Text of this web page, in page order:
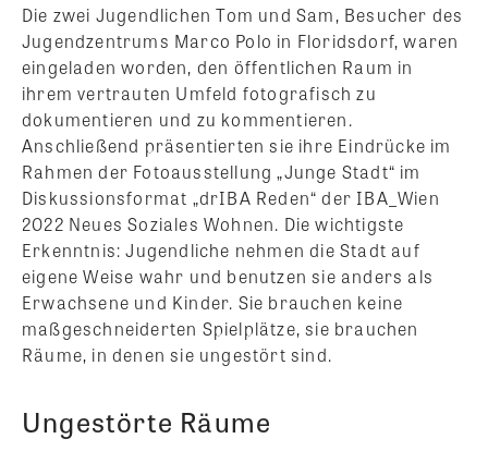
Die zwei Jugendlichen Tom und Sam, Besucher des
Jugendzentrums Marco Polo in Floridsdorf, waren
eingeladen worden, den öffentlichen Raum in
ihrem vertrauten Umfeld fotografisch zu
dokumentieren und zu kommentieren.
Anschließend präsentierten sie ihre Eindrücke im
Rahmen der Fotoausstellung „Junge Stadt“ im
Diskussionsformat „drIBA Reden“ der IBA_Wien
2022 Neues Soziales Wohnen. Die wichtigste
Erkenntnis: Jugendliche nehmen die Stadt auf
eigene Weise wahr und benutzen sie anders als
Erwachsene und Kinder. Sie brauchen keine
maßgeschneiderten Spielplätze, sie brauchen
Räume, in denen sie ungestört sind.
Ungestörte Räume